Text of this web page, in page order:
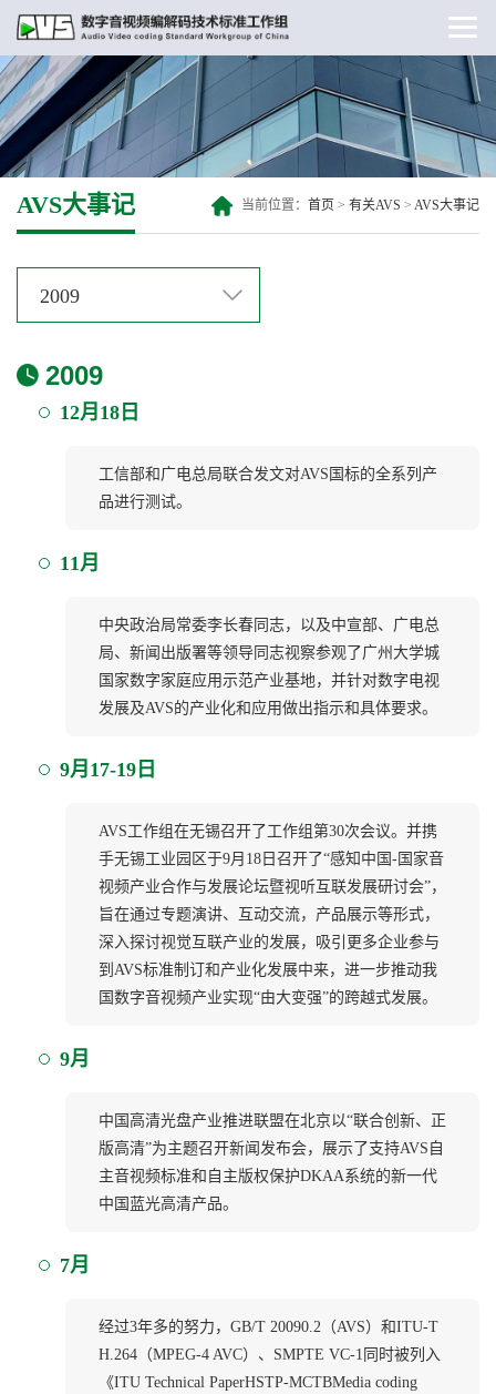
AVS大事记 当前位置： 首页 > 有关AVS > AVS大事记
2009
2009
12月18日
​​​​​​​工信部和广电总局联合发文对AVS国标的全系列产
品进行测试。
11月
中央政治局常委李长春同志，以及中宣部、广电总
局、新闻出版署等领导同志视察参观了广州大学城
国家数字家庭应用示范产业基地，并针对数字电视
发展及AVS的产业化和应用做出指示和具体要求。
9月17-19日
AVS工作组在无锡召开了工作组第30次会议。并携
手无锡工业园区于9月18日召开了“感知中国-国家音
视频产业合作与发展论坛暨视听互联发展研讨会”，
旨在通过专题演讲、互动交流，产品展示等形式，
深入探讨视觉互联产业的发展，吸引更多企业参与
到AVS标准制订和产业化发展中来，进一步推动我
国数字音视频产业实现“由大变强”的跨越式发展。
9月
中国高清光盘产业推进联盟在北京以“联合创新、正
版高清”为主题召开新闻发布会，展示了支持AVS自
主音视频标准和自主版权保护DKAA系统的新一代
中国蓝光高清产品。
7月
经过3年多的努力，GB/T 20090.2（AVS）和ITU-T
H.264（MPEG-4 AVC）、SMPTE VC-1同时被列入
《ITU Technical PaperHSTP-MCTBMedia coding